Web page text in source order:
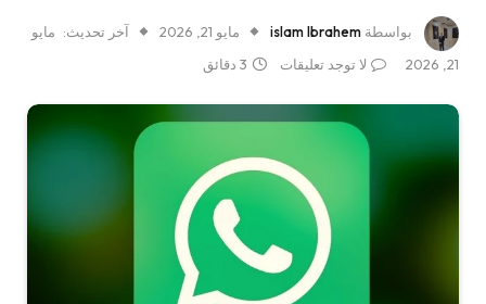
بواسطة islam Ibrahem مايو 21, 2026 آخر تحديث: مايو
21, 2026
لا توجد تعليقات 3 دقائق